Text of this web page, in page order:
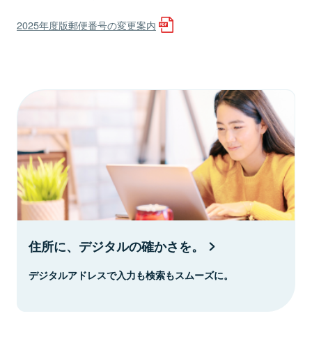
2025年度版郵便番号の変更案内
住所に、デジタルの確かさを。
デジタルアドレスで入力も検索もスムーズに。